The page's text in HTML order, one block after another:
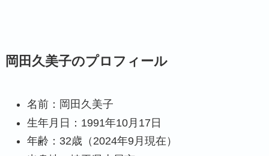
岡田久美子のプロフィール
名前：岡田久美子
生年月日：1991年10月17日
年齢：32歳（2024年9月現在）